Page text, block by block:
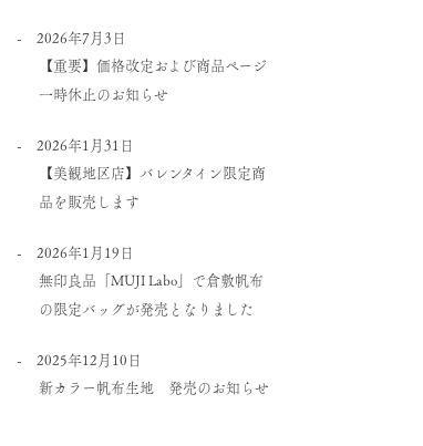
2026年7月3日
【重要】価格改定および商品ページ
一時休止のお知らせ
2026年1月31日
【美観地区店】バレンタイン限定商
品を販売します
2026年1月19日
無印良品「MUJI Labo」で倉敷帆布
の限定バッグが発売となりました
2025年12月10日
新カラー帆布生地 発売のお知らせ